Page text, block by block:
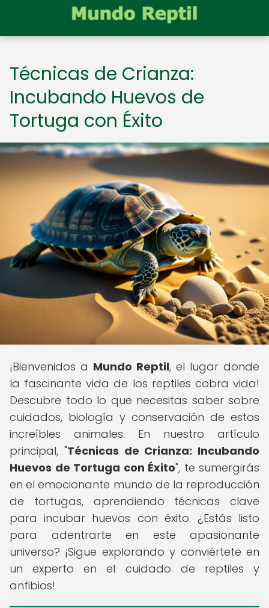
Técnicas de Crianza:
Incubando Huevos de
Tortuga con Éxito
¡Bienvenidos a Mundo Reptil, el lugar donde
la fascinante vida de los reptiles cobra vida!
Descubre todo lo que necesitas saber sobre
cuidados, biología y conservación de estos
increíbles animales. En nuestro artículo
principal, "Técnicas de Crianza: Incubando
Huevos de Tortuga con Éxito", te sumergirás
en el emocionante mundo de la reproducción
de tortugas, aprendiendo técnicas clave
para incubar huevos con éxito. ¿Estás listo
para adentrarte en este apasionante
universo? ¡Sigue explorando y conviértete en
un experto en el cuidado de reptiles y
anfibios!